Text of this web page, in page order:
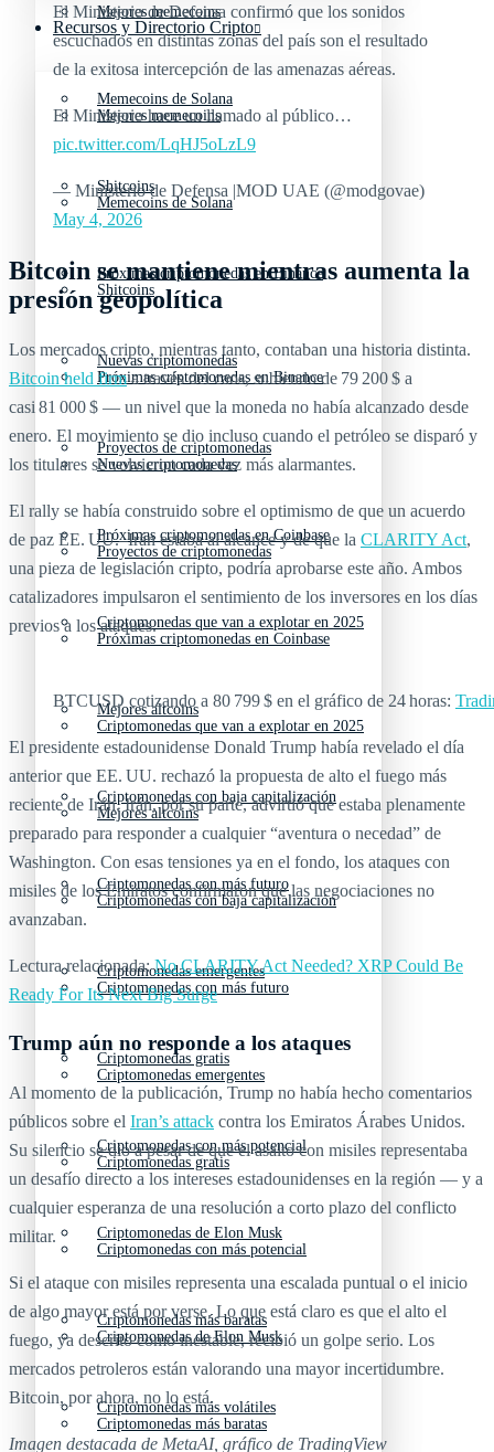
Mejores memecoins
Memecoins de Solana
Shitcoins
Próximas criptomonedas en Binance
Nuevas criptomonedas
Proyectos de criptomonedas
Próximas criptomonedas en Coinbase
Criptomonedas que van a explotar en 2025
Mejores altcoins
Criptomonedas con baja capitalización
Criptomonedas con más futuro
Criptomonedas emergentes
Criptomonedas gratis
Criptomonedas con más potencial
Criptomonedas de Elon Musk
Criptomonedas más baratas
Criptomonedas más volátiles
Recursos y Directorio Cripto
Mejores memecoins
Memecoins de Solana
Shitcoins
Próximas criptomonedas en Binance
Nuevas criptomonedas
Proyectos de criptomonedas
Próximas criptomonedas en Coinbase
Criptomonedas que van a explotar en 2025
Mejores altcoins
Criptomonedas con baja capitalización
Criptomonedas con más futuro
Criptomonedas emergentes
Criptomonedas gratis
Criptomonedas con más potencial
Criptomonedas de Elon Musk
Criptomonedas más baratas
El Ministerio de Defensa confirmó que los sonidos
escuchados en distintas zonas del país son el resultado
de la exitosa intercepción de las amenazas aéreas.
El Ministerio hace un llamado al público…
pic.twitter.com/LqHJ5oLzL9
— Ministerio de Defensa |MOD UAE (@modgovae)
May 4, 2026
Bitcoin se mantiene mientras aumenta la
presión geopolítica
Los mercados cripto, mientras tanto, contaban una historia distinta.
Bitcoin held firma través del caos, subiendo de 79 200 $ a
casi 81 000 $ — un nivel que la moneda no había alcanzado desde
enero. El movimiento se dio incluso cuando el petróleo se disparó y
los titulares se volvieron cada vez más alarmantes.
El rally se había construido sobre el optimismo de que un acuerdo
de paz EE. UU.–Irán estaba al alcance y de que la CLARITY Act,
una pieza de legislación cripto, podría aprobarse este año. Ambos
catalizadores impulsaron el sentimiento de los inversores en los días
previos a los ataques.
BTCUSD cotizando a 80 799 $ en el gráfico de 24 horas:
El presidente estadounidense Donald Trump había revelado el día
anterior que EE. UU. rechazó la propuesta de alto el fuego más
reciente de Irán. Irán, por su parte, advirtió que estaba plenamente
preparado para responder a cualquier “aventura o necedad” de
Washington. Con esas tensiones ya en el fondo, los ataques con
misiles de los Emiratos confirmaron que las negociaciones no
avanzaban.
Lectura relacionada:No CLARITY Act Needed? XRP Could Be
Ready For Its Next Big Surge
Trump aún no responde a los ataques
Al momento de la publicación, Trump no había hecho comentarios
públicos sobre el Iran’s attack contra los Emiratos Árabes Unidos.
Su silencio se dio a pesar de que el asalto con misiles representaba
un desafío directo a los intereses estadounidenses en la región — y a
cualquier esperanza de una resolución a corto plazo del conflicto
militar.
Si el ataque con misiles representa una escalada puntual o el inicio
de algo mayor está por verse. Lo que está claro es que el alto el
fuego, ya descrito como inestable, recibió un golpe serio. Los
mercados petroleros están valorando una mayor incertidumbre.
Bitcoin, por ahora, no lo está.
Imagen destacada de MetaAI, gráfico de TradingView